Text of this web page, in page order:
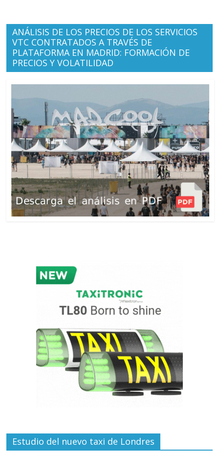
ANÁLISIS DE LOS PRECIOS DE LOS SERVICIOS
VTC CONTRATADOS A TRAVÉS DE
PLATAFORMA EN MADRID: FORMACIÓN DE
PRECIOS Y VOLATILIDAD
Estudio del nuevo taxi de Londres